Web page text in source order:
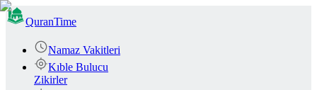
QuranTime
Namaz Vakitleri
Kıble Bulucu
Zikirler